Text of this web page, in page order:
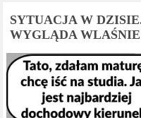
SYTUACJA W
WYGLĄDA